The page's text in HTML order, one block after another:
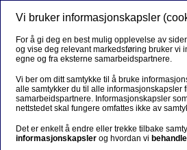
Vi bruker informasjonskapsler
For å gi deg en best mulig opplevelse av
og vise deg relevant markedsføring bruker vi
egne og fra eksterne samarbeidspartnere.
Vi ber om ditt samtykke til å bruke
alle samtykker du til alle informasjonskapsler
samarbeidspartnere. Informasjonskapsler
nettstedet skal fungere omfattes ikke av
Det er enkelt å endre eller trekke tilbake
informasjonskapsler og hvordan vi